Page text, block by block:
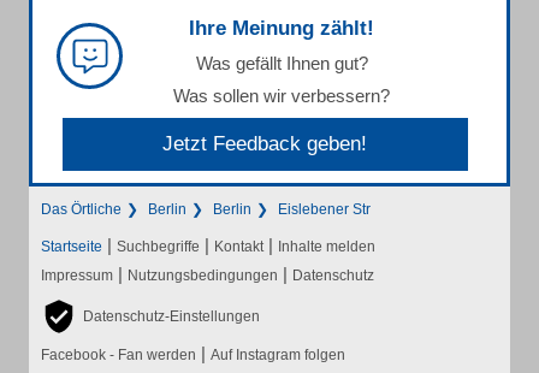
Ihre Meinung zählt!
Was gefällt Ihnen gut?
Was sollen wir verbessern?
Jetzt Feedback geben!
Das Örtliche Berlin Berlin Eislebener Str
Startseite | Suchbegriffe | Kontakt | Inhalte melden
Impressum | Nutzungsbedingungen | Datenschutz
Datenschutz-Einstellungen
Facebook - Fan werden | Auf Instagram folgen